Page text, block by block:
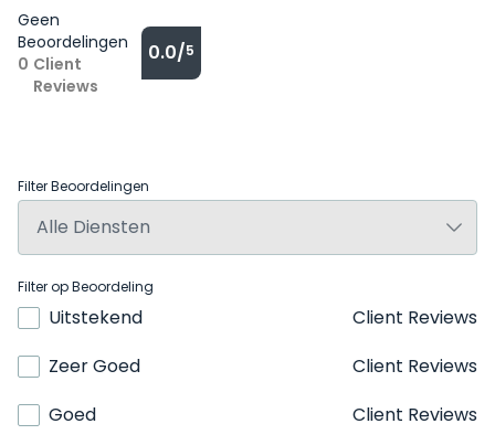
Geen
Beoordelingen
0 Client
Reviews
0.0/5
Filter Beoordelingen
Filter op Beoordeling
Uitstekend
Client Reviews
Zeer Goed
Client Reviews
Goed
Client Reviews